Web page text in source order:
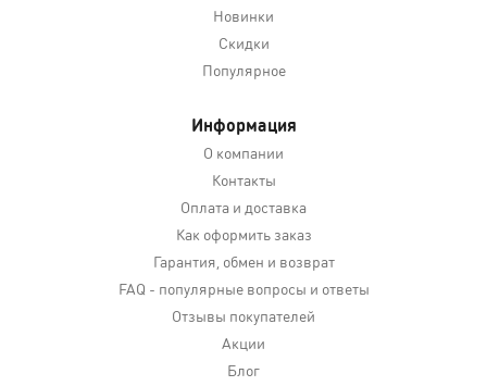
Новинки
Скидки
Популярное
Информация
О компании
Контакты
Оплата и доставка
Как оформить заказ
Гарантия, обмен и возврат
FAQ - популярные вопросы и ответы
Отзывы покупателей
Акции
Блог